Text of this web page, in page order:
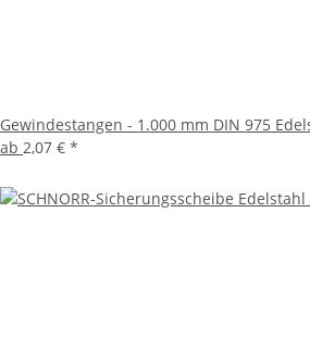
Gewindestangen - 1.000 mm DIN 975
ab 2,07 € *